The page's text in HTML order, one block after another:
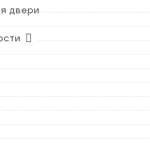
двери